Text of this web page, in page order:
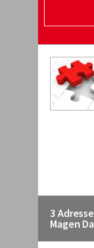
3
Magen